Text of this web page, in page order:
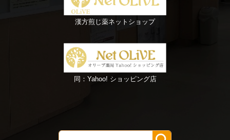
漢方煎じ薬ネットショップ
同：Yahoo! ショッピング店